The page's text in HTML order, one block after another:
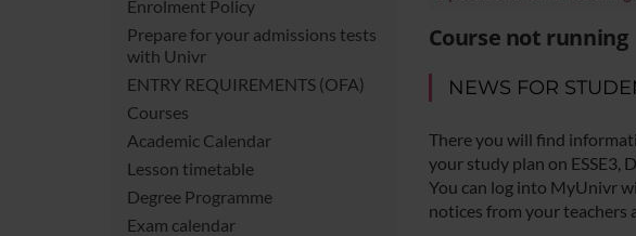
Enrolment Policy
Prepare for your admissions tests
with Univr
ENTRY REQUIREMENTS (OFA)
Courses
Academic Calendar
Lesson timetable
Degree Programme
Exam calendar
Course not running
NEWS FOR
There you will find
your study plan on ESSE3,
You can log into MyUnivr
notices from your teachers